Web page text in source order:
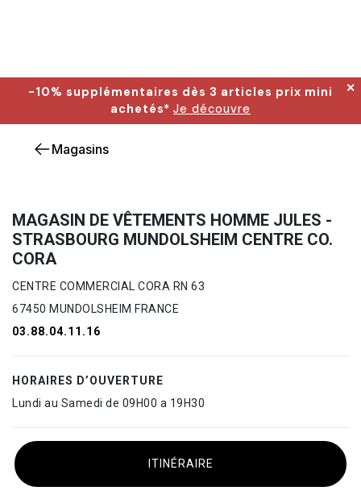
-10% supplémentaires dès 3 articles prix mini
achetés* Je découvre
✕
Magasins
MAGASIN DE VÊTEMENTS HOMME JULES -
STRASBOURG MUNDOLSHEIM CENTRE CO.
CORA
CENTRE COMMERCIAL CORA RN 63
67450 MUNDOLSHEIM FRANCE
03.88.04.11.16
HORAIRES D’OUVERTURE
Lundi au Samedi de 09H00 a 19H30
ITINÉRAIRE